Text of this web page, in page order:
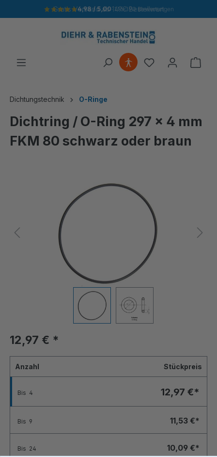
springen Gratis Versand ab 149€ Bestellwert
4,98 / 5,00· 115.390 Bewertungen
Dichtungstechnik O-Ringe
Dichtring / O-Ring 297 x 4 mm
FKM 80 schwarz oder braun
12,97 € *
Anzahl Stückpreis
Bis 4 12,97 €*
Bis 9 11,53 €*
Bis 24 10,09 €*